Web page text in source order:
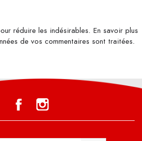
réduire les indésirables. En savoir plus
de vos commentaires sont traitées.